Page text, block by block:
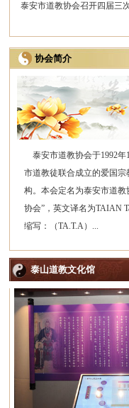
泰安市道教协会召开四届三
协会简介
泰安市道教协会于1992年
市道教徒联合成立的爱国
构。本会定名为泰安市道教
协会”，英文译名为TAIAN
缩写：（TA.T.A）...
泰山道教文化馆